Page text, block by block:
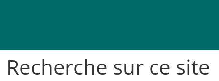
Recherche sur ce site